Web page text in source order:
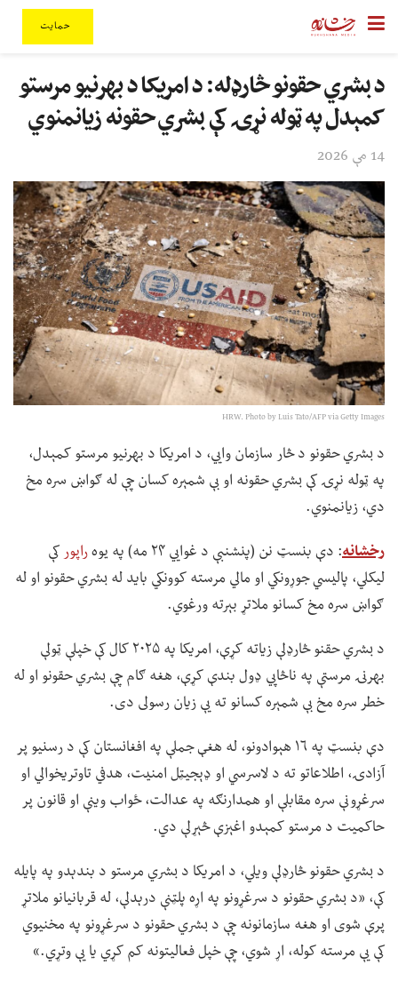
حمایت
د بشري حقونو څارډله: د امریکا د بهرنیو مرستو
کمېدل په ټوله نړۍ کې بشري حقونه زیانمنوي
14 مې 2026
HRW. Photo by Luis Tato/AFP via Getty Images
د بشري حقونو د څار سازمان وايي، د امریکا د بهرنیو مرستو کمېدل،
په ټوله نړۍ کې بشري حقونه او بې شمېره کسان چې له ګواښ سره مخ
دي، زیانمنوي.
رخشانه: دې بنسټ نن (پنشنبې د غوایي ۲۴ مه) په یوه راپورکې
لیکلي، پالیسي جوړونکي او مالي مرسته کوونکي باید له بشري حقونو او له
ګواښ سره مخ کسانو ملاتړ بېرته ورغوي.
د بشري حقنو څارډلې زیاته کړې، امریکا په ۲۰۲۵ کال کې خپلې ټولې
بهرنۍ مرستې په ناڅاپي ډول بندې کړې، هغه ګام چې بشري حقونو او له
خطر سره مخ بې شمېره کسانو ته یې زیان رسولی دی.
دې بنسټ په ۱۶ هېوادونو، له هغې جملې په افغانستان کې د رسنیو پر
آزادۍ، اطلاعاتو ته د لاسرسي او ډېجیټل امنیت، هدفي تاوتریخوالي او
سرغړونې سره مقابلې او همدارنګه په عدالت، ځواب وینې او قانون پر
حاکمیت د مرستو کمېدو اغېزې څېړلې دي.
د بشري حقونو څارډلې ویلي، د امریکا د بشري مرستو د بندېدو په پایله
کې، «د بشري حقونو د سرغړونو په اړه پلټنې درېدلې، له قربانیانو ملاتړ
پرې شوی او هغه سازمانونه چې د بشري حقونو د سرغړونو په مخنیوي
کې یې مرسته کوله، اړ شوي، چې خپل فعالیتونه کم کړي یا یې وتړي.»